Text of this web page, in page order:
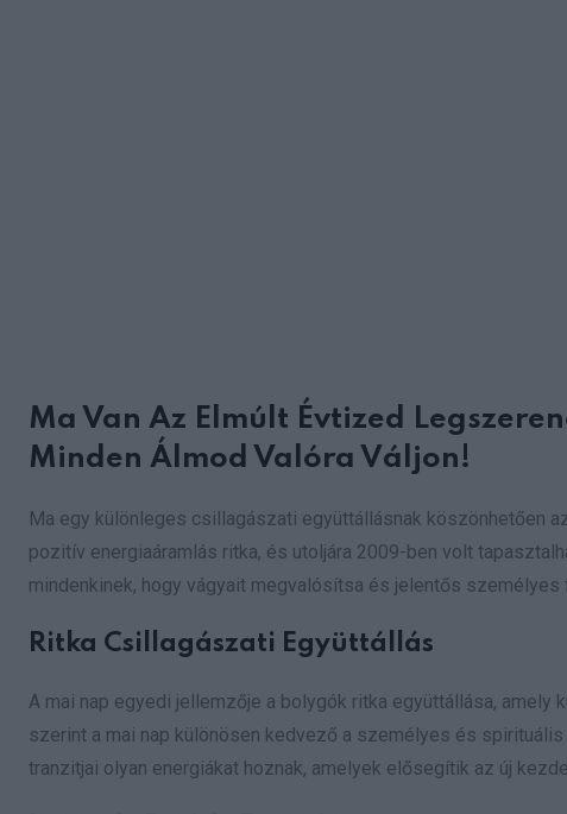
Ma Van Az Elmúlt Évtized
Minden Álmod Valóra Váljon!
Ma egy különleges csillagászati együttállásnak köszönhetően
pozitív energiaáramlás ritka, és utoljára 2009-ben volt
mindenkinek, hogy vágyait megvalósítsa és jelentős személyes
Ritka Csillagászati Együttállás
A mai nap egyedi jellemzője a bolygók ritka együttállása,
szerint a mai nap különösen kedvező a személyes és
tranzitjai olyan energiákat hoznak, amelyek elősegítik az új